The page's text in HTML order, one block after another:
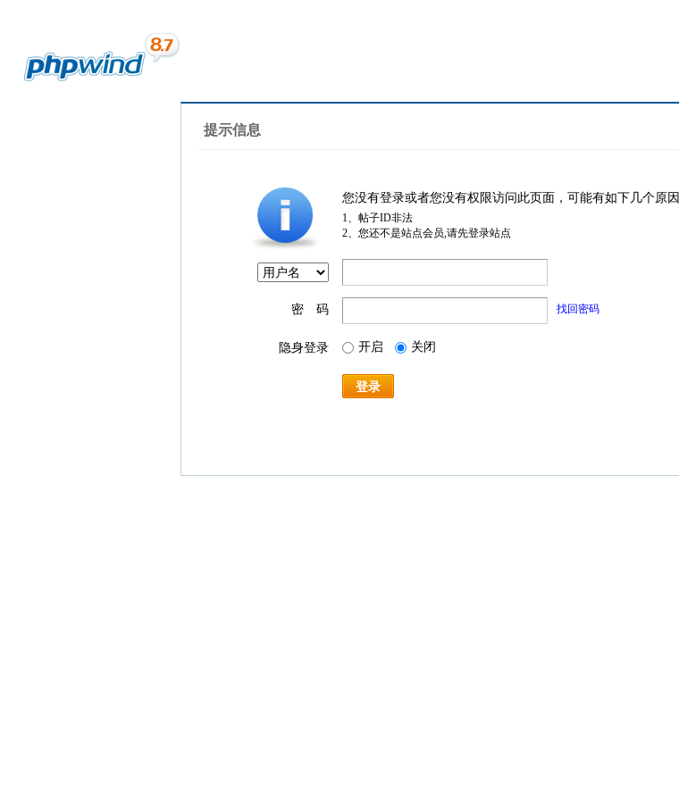
提示信息
您没有登录或者您没有权限访问此页面，可能有如下几个原因
1、帖子ID非法
2、您还不是站点会员,请先登录站点
密 码 找回密码
隐身登录 开启 关闭
登录